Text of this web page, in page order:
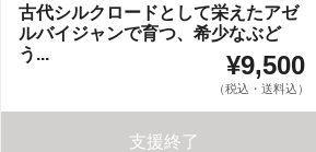
古代シルクロードとして栄えたアゼ
ルバイジャンで育つ、希少なぶど
う...
¥9,500
（税込・送料込）
支援終了